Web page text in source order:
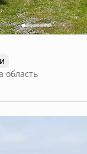
область